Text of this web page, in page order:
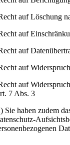
auf Löschung
auf
auf
auf
auf
7 Abs. 3
Sie haben zudem